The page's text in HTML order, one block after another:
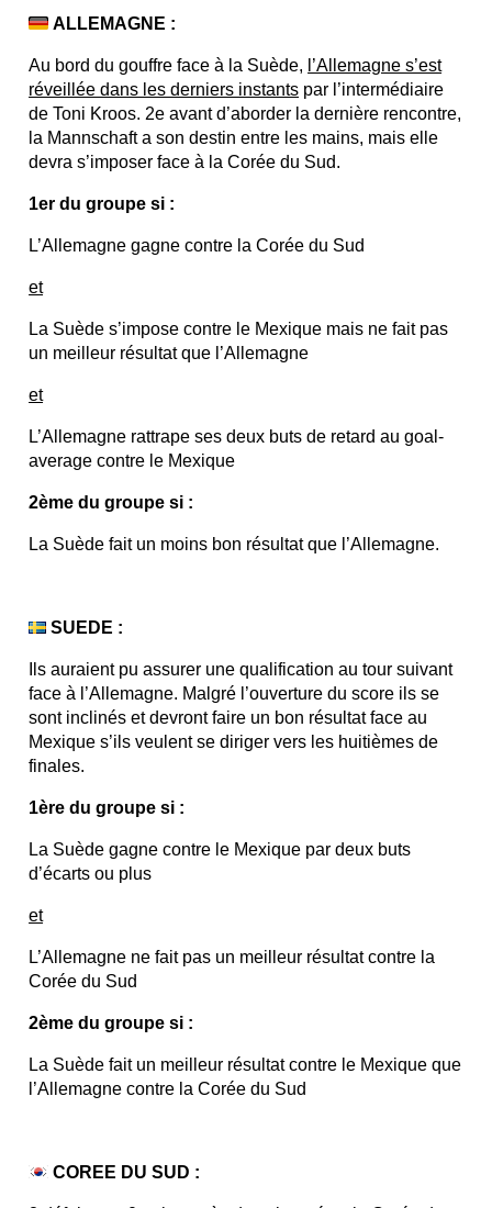
ALLEMAGNE :
Au bord du gouffre face à la Suède, l’Allemagne s’est
réveillée dans les derniers instants par l’intermédiaire
de Toni Kroos. 2e avant d’aborder la dernière rencontre,
la Mannschaft a son destin entre les mains, mais elle
devra s’imposer face à la Corée du Sud.
1er du groupe si :
L’Allemagne gagne contre la Corée du Sud
et
La Suède s’impose contre le Mexique mais ne fait pas
un meilleur résultat que l’Allemagne
et
L’Allemagne rattrape ses deux buts de retard au goal-
average contre le Mexique
2ème du groupe si :
La Suède fait un moins bon résultat que l’Allemagne.
SUEDE :
Ils auraient pu assurer une qualification au tour suivant
face à l’Allemagne. Malgré l’ouverture du score ils se
sont inclinés et devront faire un bon résultat face au
Mexique s’ils veulent se diriger vers les huitièmes de
finales.
1ère du groupe si :
La Suède gagne contre le Mexique par deux buts
d’écarts ou plus
et
L’Allemagne ne fait pas un meilleur résultat contre la
Corée du Sud
2ème du groupe si :
La Suède fait un meilleur résultat contre le Mexique que
l’Allemagne contre la Corée du Sud
COREE DU SUD :